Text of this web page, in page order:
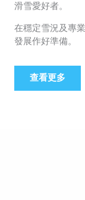
滑雪愛好者。
在穩定雪況及專
發展作好準備。
查看更多